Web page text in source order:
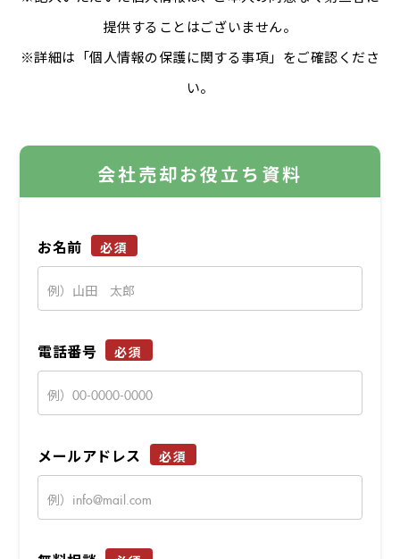
提供することはございません。
※詳細は「個人情報の保護に関する事項」をご確認くださ
い。
会社売却お役立ち資料
お名前 必須
電話番号 必須
メールアドレス 必須